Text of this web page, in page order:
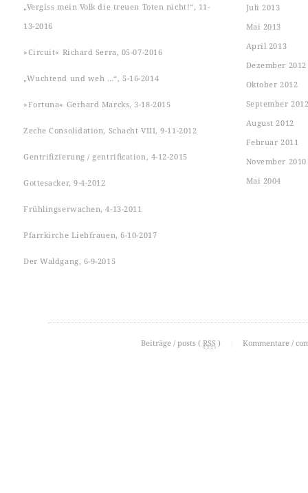
„Vergiss mein Volk die treuen Toten nicht!“, 11-
13-2016
»Circuit« Richard Serra, 05-07-2016
„Wuchtend und weh …“, 5-16-2014
»Fortuna« Gerhard Marcks, 3-18-2015
Zeche Consolidation, Schacht VIII, 9-11-2012
Gentrifizierung / gentrification, 4-12-2015
Gottesacker, 9-4-2012
Frühlingserwachen, 4-13-2011
Pfarrkirche Liebfrauen, 6-10-2017
Der Waldgang, 6-9-2015
Juli 2013
Mai 2013
April 2013
Dezember 2012
Oktober 2012
September
August 2012
Februar 2011
November 2010
Mai 2004
Beiträge / posts ( RSS ) Kommentare /